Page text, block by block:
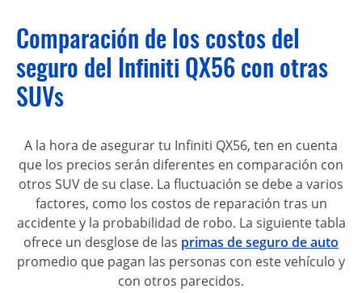
Comparación de los costos del
seguro del Infiniti QX56 con otras
SUVs
A la hora de asegurar tu Infiniti QX56, ten en cuenta
que los precios serán diferentes en comparación con
otros SUV de su clase. La fluctuación se debe a varios
factores, como los costos de reparación tras un
accidente y la probabilidad de robo. La siguiente tabla
ofrece un desglose de las primas de seguro de auto
promedio que pagan las personas con este vehículo y
con otros parecidos.